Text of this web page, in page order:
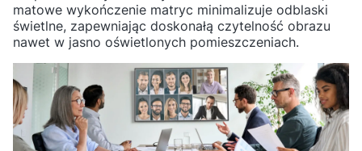
matowe wykończenie matryc minimalizuje odblaski
świetlne, zapewniając doskonałą czytelność obrazu
nawet w jasno oświetlonych pomieszczeniach.